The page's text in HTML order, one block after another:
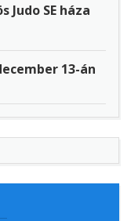
Judo SE háza
13-án